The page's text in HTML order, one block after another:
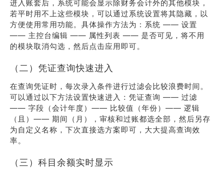
进入账套后，系统可能会显示除财务会计外的其他模块，
若平时用不上这些模块，可以通过系统设置将其隐藏，以
方便使用常用功能。具体操作方法为：系统 —— 设置
—— 主控台编辑 —— 属性列表 —— 是否可见，将不用
的模块取消勾选，然后点击应用即可。
（二）凭证查询快速进入
在查询凭证时，每次录入条件进行过滤会比较浪费时间。
可以通过以下方法设置快速进入：凭证查询 —— 过滤
—— 字段（会计年度）—— 比较值（年份）—— 逻辑
（且）—— 期间（月），审核和过账都选全部，然后另存
为自定义名称，下次直接选方案即可，大大提高查询效
率。
（三）科目余额实时显示